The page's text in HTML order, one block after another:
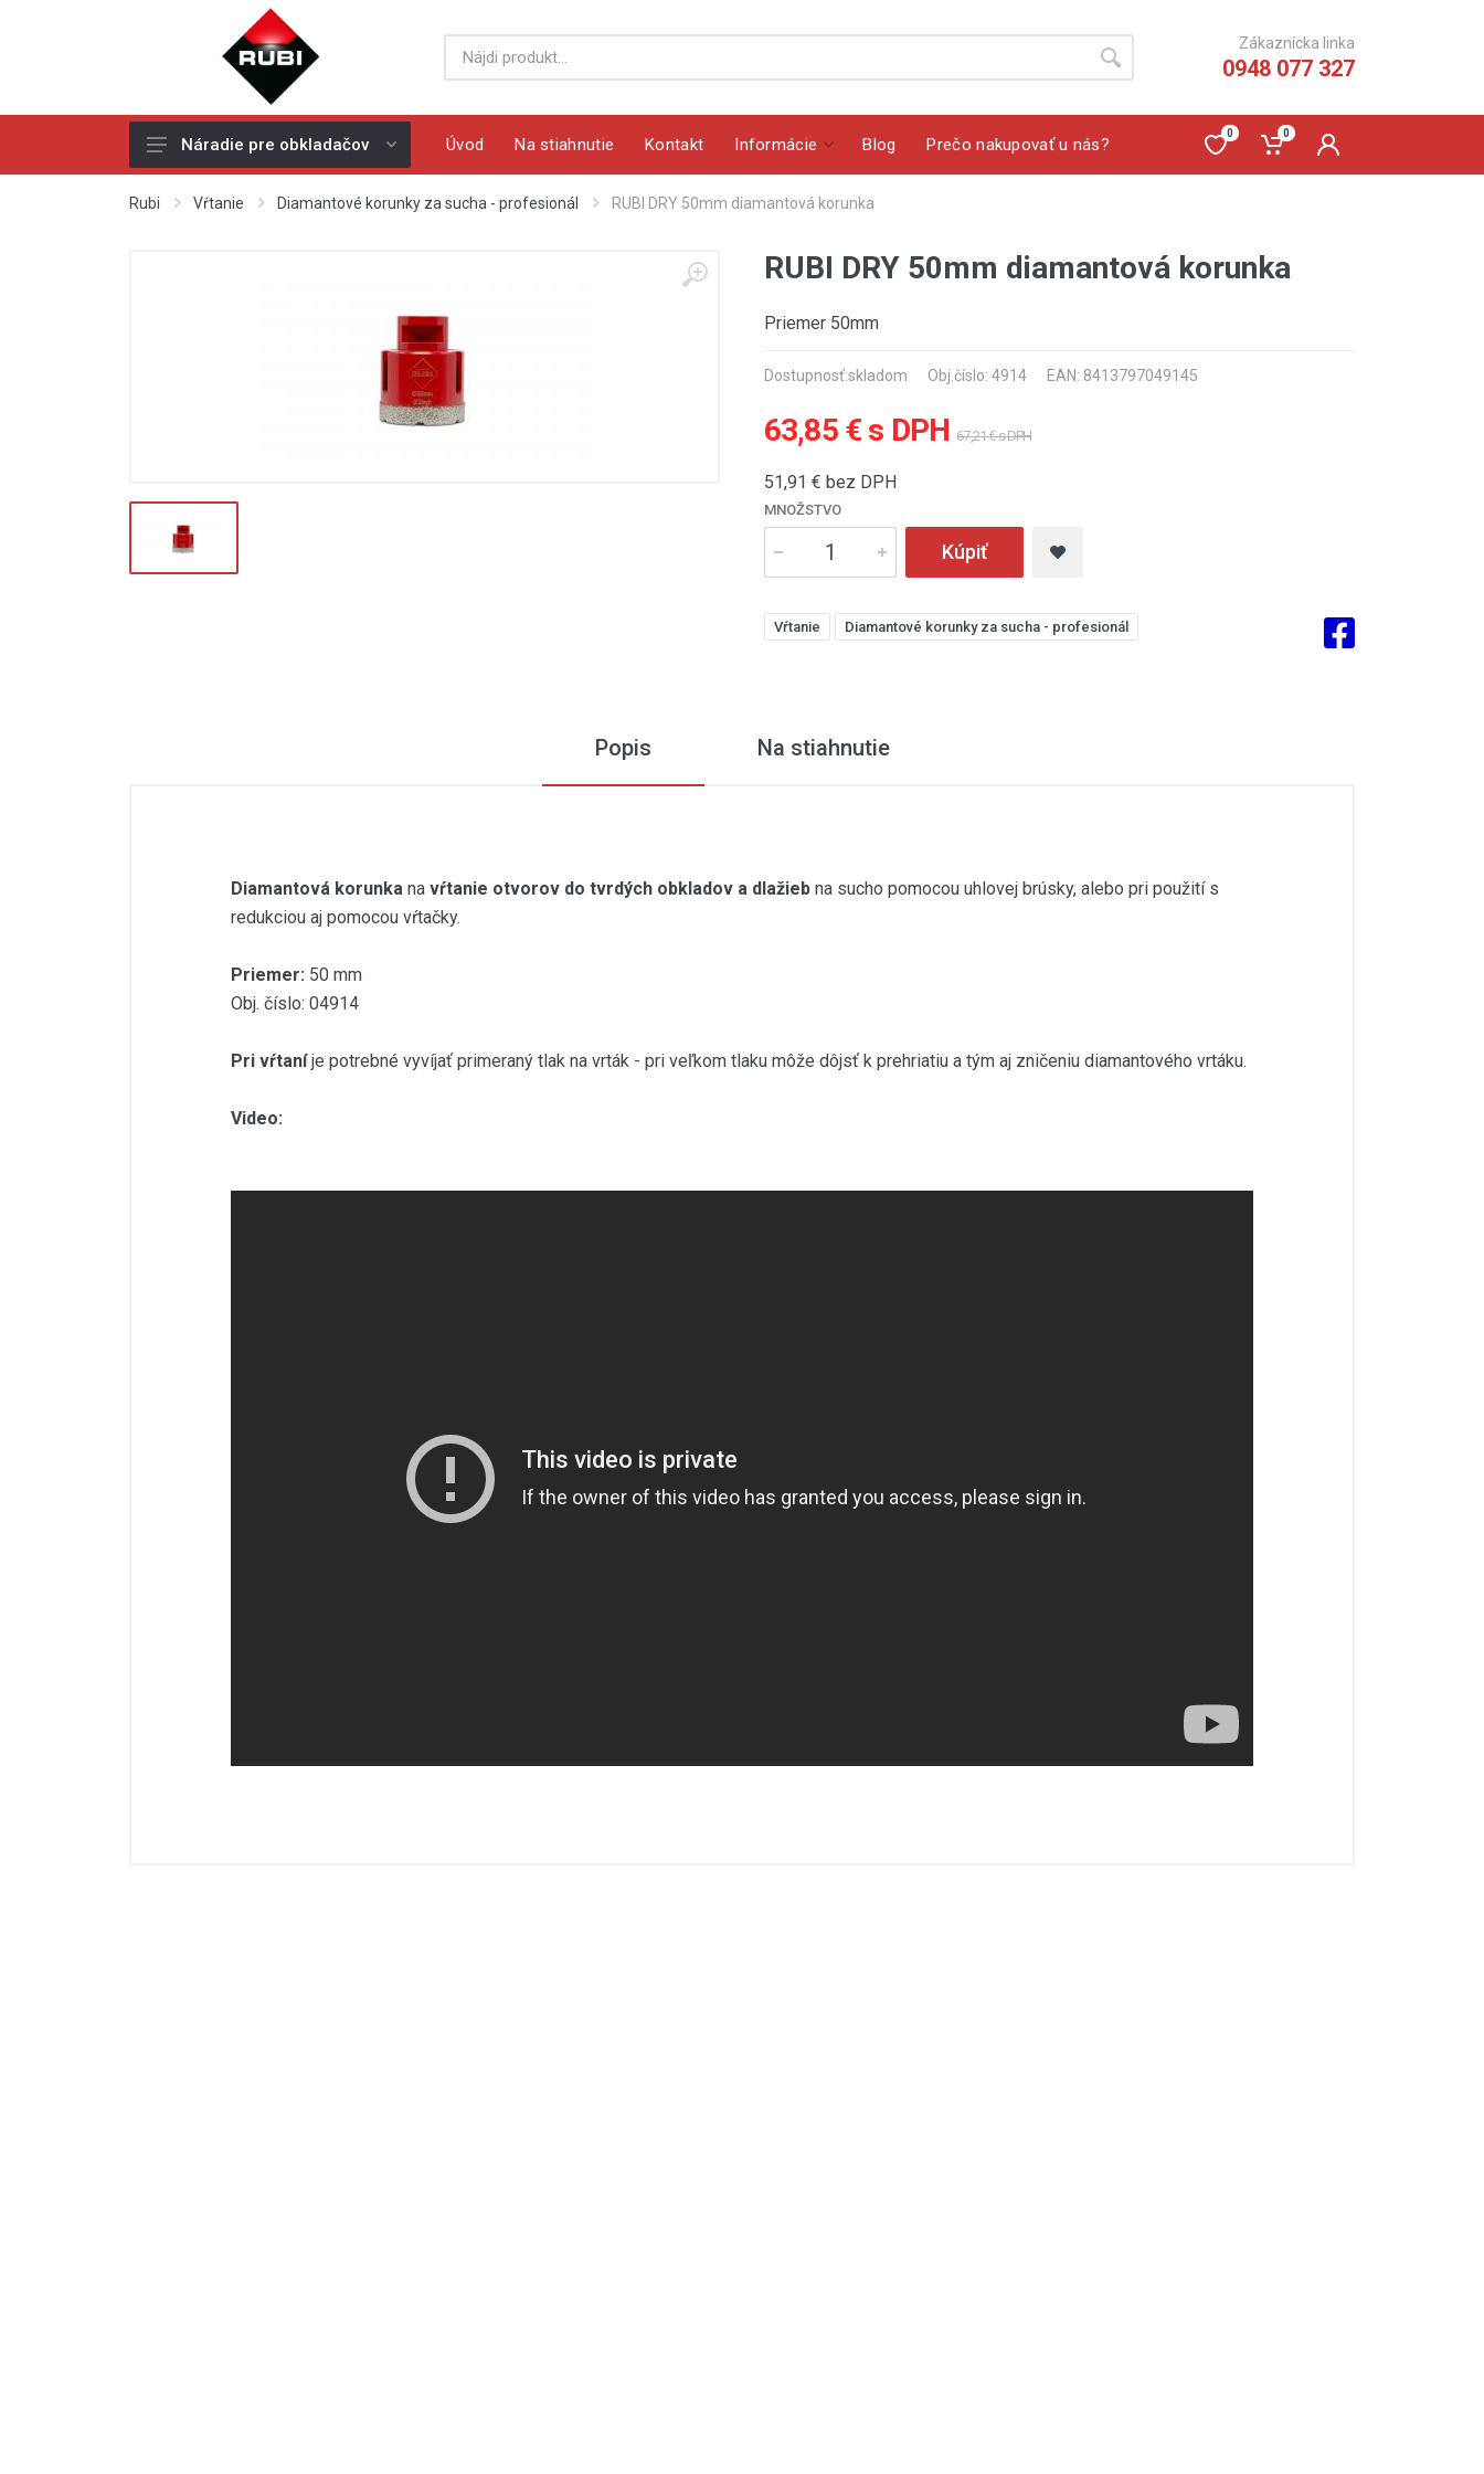
Zákaznícka linka
0948 077 327
Ručné rezačky - rezačky na
obklad a dlažbu
Elektrický škrabák na špáry
Nivelačný systém
Náradie pre obkladačov Úvod Na stiahnutie Kontakt Informácie Blog Prečo nakupovať u nás?
0 0
Rubi Vŕtanie Diamantové korunky za sucha - profesionál RUBI DRY 50mm diamantová korunka
RUBI DRY 50mm diamantová korunka
Priemer 50mm
Dostupnosť:skladom Obj.číslo: 4914 EAN: 8413797049145
63,85 € s DPH 67,21 € s DPH
51,91 € bez DPH
MNOŽSTVO
Kúpiť
Vŕtanie Diamantové korunky za sucha - profesionál
Popis Na stiahnutie
Diamantová korunka na vŕtanie otvorov do tvrdých obkladov a dlažieb na sucho pomocou uhlovej brúsky, alebo pri použití s
redukciou aj pomocou vŕtačky.
Priemer: 50 mm
Obj. číslo: 04914
Pri vŕtaníje potrebné vyvíjať primeraný tlak na vrták - pri veľkom tlaku môže dôjsť k prehriatiu a tým aj zničeniu diamantového vrtáku.
Video: